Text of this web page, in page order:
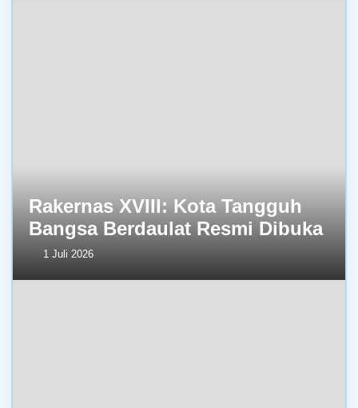
Rakernas XVIII: Kota Tangguh
Bangsa Berdaulat Resmi Dibuka
1 Juli 2026